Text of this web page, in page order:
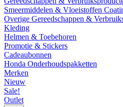
Smeermiddelen & Vloeistoffen
Overige Gereedschappen &
Kleding
Helmen & Toebehoren
Promotie & Stickers
Cadeaubonnen
Honda Onderhoudspakketten
Merken
Nieuw
Sale!
Outlet